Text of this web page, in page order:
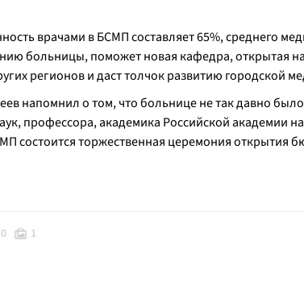
врачами в БСМП составляет 65%, среднего
больницы, поможет новая кафедра, открытая
регионов и даст толчок развитию городской
напомнил о том, что больнице не так давно было
профессора, академика Российской академии
состоится торжественная церемония открытия
0 1